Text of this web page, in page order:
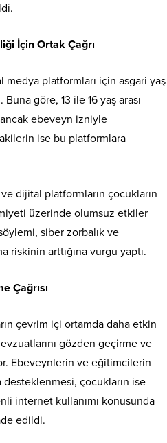
İçin Ortak Çağrı
platformları için asgari yaş
göre, 13 ile 16 yaş arası
ebeveyn izniyle
ise bu platformlara
dijital platformların çocukların
üzerinde olumsuz etkiler
siber zorbalık ve
riskinin arttığına vurgu yaptı.
Çağrısı
çevrim içi ortamda daha etkin
gözden geçirme ve
Ebeveynlerin ve eğitimcilerin
çocukların ise
internet kullanımı konusunda
edildi.